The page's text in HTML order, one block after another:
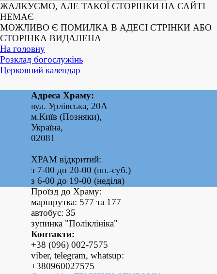
ЖАЛКУЄМО, АЛЕ ТАКОЇ СТОРІНКИ НА САЙТІ
НЕМАЄ
МОЖЛИВО Є ПОМИЛКА В АДЕСІ СТРІНКИ АБО
СТОРІНКА ВИДАЛЕНА
На головну
Розклад богослужінь
Церковний календар
Адреса Храму:
вул. Урлівська, 20А
м.Київ (Позняки),
Україна,
02081
ХРАМ відкритий:
з 7-00 до 20-00 (пн.-суб.)
з 6-00 до 19-00 (неділя)
Проїзд до Храму:
маршрутка: 577 та 177
автобус: 35
зупинка "Поліклініка"
Контакти:
+38 (096) 002-7575
viber, telegram, whatsup:
+380960027575
Назад до змісту